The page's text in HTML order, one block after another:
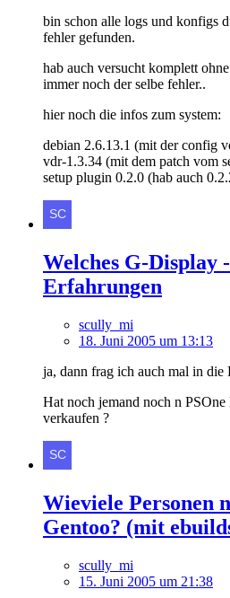
bin schon alle logs und konfigs
fehler gefunden.
hab auch versucht komplett
immer noch der selbe fehler..
hier noch die infos zum system:
debian 2.6.13.1 (mit der config
vdr-1.3.34 (mit dem patch vom
setup plugin 0.2.0 (hab auch
Welches G-Display
Erfahrungen
scully_mi
18. Juni 2005 um 13:13
ja, dann frag ich auch mal in die
Hat noch jemand noch n
verkaufen ?
Wieviele Personen
Gentoo? (mit
scully_mi
15. Juni 2005 um 21:38